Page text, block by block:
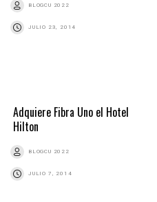
BLOGCU 2022
JULIO 23, 2014
Adquiere Fibra Uno el Hotel
Hilton
BLOGCU 2022
JULIO 7, 2014